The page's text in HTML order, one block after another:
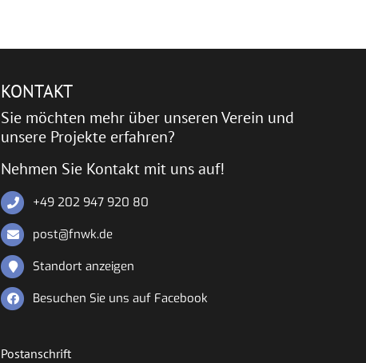
KONTAKT
Sie möchten mehr über unseren Verein und
unsere Projekte erfahren?
Nehmen Sie Kontakt mit uns auf!
+49 202 947 920 80
post@fnwk.de
Standort anzeigen
Besuchen Sie uns auf Facebook
Postanschrift